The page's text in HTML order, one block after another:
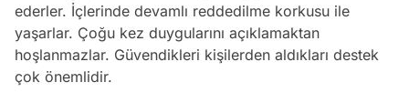
ederler. İçlerinde devamlı reddedilme korkusu ile
yaşarlar. Çoğu kez duygularını açıklamaktan
hoşlanmazlar. Güvendikleri kişilerden aldıkları destek
çok önemlidir.